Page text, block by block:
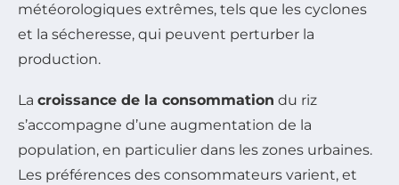
météorologiques extrêmes, tels que les cyclones
et la sécheresse, qui peuvent perturber la
production.
La croissance de la consommation du riz
s’accompagne d’une augmentation de la
population, en particulier dans les zones urbaines.
Les préférences des consommateurs varient, et